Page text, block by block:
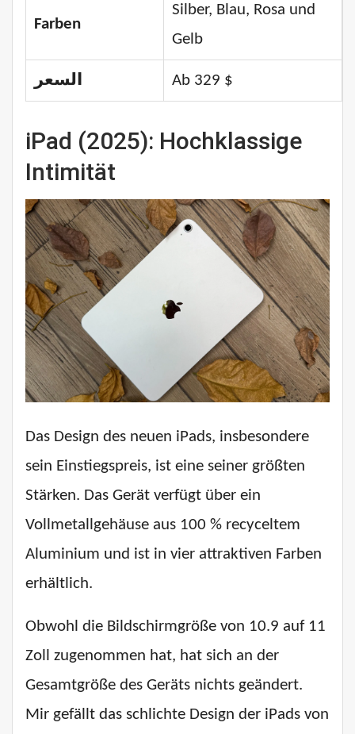
Farben
Silber, Blau, Rosa und
Gelb
السعر Ab 329 $
iPad (2025): Hochklassige
Intimität
Das Design des neuen iPads, insbesondere
sein Einstiegspreis, ist eine seiner größten
Stärken. Das Gerät verfügt über ein
Vollmetallgehäuse aus 100 % recyceltem
Aluminium und ist in vier attraktiven Farben
erhältlich.
Obwohl die Bildschirmgröße von 10.9 auf 11
Zoll zugenommen hat, hat sich an der
Gesamtgröße des Geräts nichts geändert.
Mir gefällt das schlichte Design der iPads von